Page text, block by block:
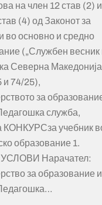
на член 12 став (2) и
(4) од Законот за
во основно и средно
(„Службен весник
Северна
и 74/25),
за
служба,
КОНКУРСза учебник
образование 1.
Нарачател:
за образование и